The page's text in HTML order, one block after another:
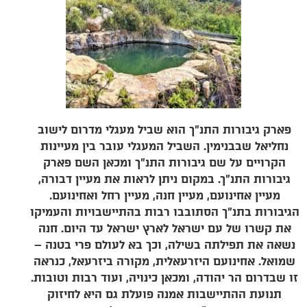
פארק גיבורות התנ"ך הוא שביל מעגלי מדרום לישוב
נחליאל שבבנימין. השביל המעגלי עובר בין מעיינות
הקרויים על שם גיבורות התנ"ך ומכאן השם פארק
גיבורות התנ"ך. במקום ניתן לראות את מעיין דבורה,
מעיין אחינועם, מעיין חנה, מעיין רחל ואחינועם.
הגיבורות בתנ"ך הסתובבו רבות בהתיישבויות והעמיקו
את קשרו של עם ישראל לארץ ישראל עד היום. חנה
נשאה את תפילתה בשילה, וכך בא לעולם פרי בטנה –
שמואל. אחינועם היזרעאלית, מקורה ביזרעאל, כנראה
זו שבדרום הר יהודה, ומכאן כינויה, ועוד רבות וטובות.
תנועת ההתיישבות אמנה פועלת גם היא לחיזוק